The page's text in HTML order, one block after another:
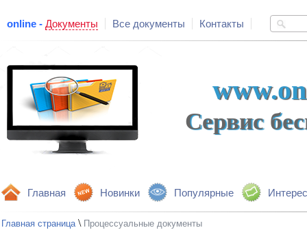
online - Документы Все документы Контакты
Сервис
Главная Новинки Популярные
Главная страница \ Процессуальные документы